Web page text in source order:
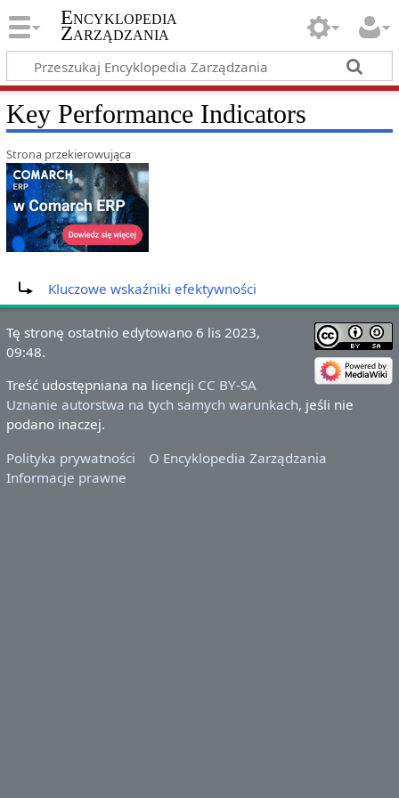
Encyklopedia
Zarządzania
Key Performance Indicators
Strona przekierowująca
Kluczowe wskaźniki efektywności
Tę stronę ostatnio edytowano 6 lis 2023,
09:48.
Treść udostępniana na licencji CC BY-SA
Uznanie autorstwa na tych samych warunkach, jeśli nie
podano inaczej.
Polityka prywatności
O Encyklopedia Zarządzania
Informacje prawne